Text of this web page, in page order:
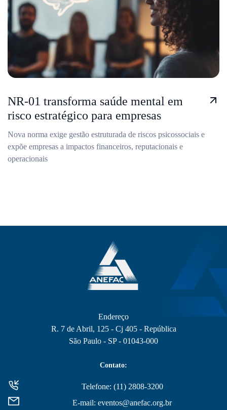
NR-01 transforma saúde mental em
risco estratégico para empresas
Nova norma exige gestão estruturada de riscos psicossociais e
expõe empresas a impactos financeiros, reputacionais e
operacionais
Endereço
R. 7 de Abril, 125 - Cj 405 - República
São Paulo - SP - 01043-000
Contato:
Telefone: (11) 2808-3200
E-mail: eventos@anefac.org.br